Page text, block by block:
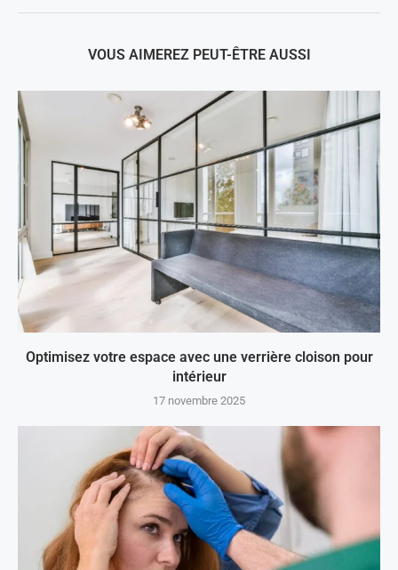
VOUS AIMEREZ PEUT-ÊTRE AUSSI
Optimisez votre espace avec une verrière cloison pour
intérieur
17 novembre 2025